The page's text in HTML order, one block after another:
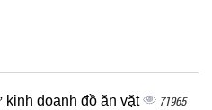
kinh doanh đồ ăn vặt 71965